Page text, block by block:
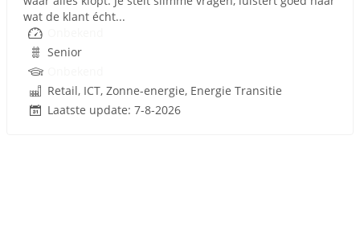
wat de klant écht...
Senior
Retail, ICT, Zonne-energie, Energie Transitie
Laatste update: 7-8-2026